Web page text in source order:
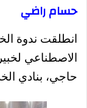
حسام راضي
انطلقت ندوة
الاصطناعي
حاجي، بنادي